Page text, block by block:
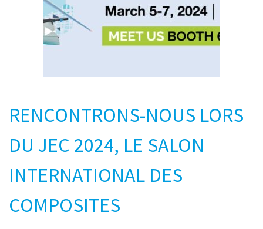
RENCONTRONS-NOUS LORS
DU JEC 2024, LE SALON
INTERNATIONAL DES
COMPOSITES